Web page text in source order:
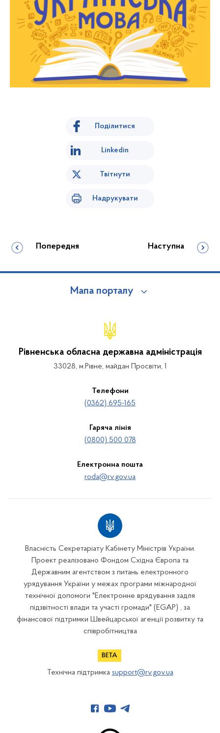
Поділитися
Linkedin
Твітнути
Надрукувати
Попередня Наступна
Мапа порталу
Рівненська обласна державна адміністрація
33028, м.Рівне, майдан Просвіти, 1
Телефони
(0362) 695-165
Гаряча лінія
(0800) 500 078
Електронна пошта
roda@rv.gov.ua
Власність Секретаріату Кабінету Міністрів України.
Проект реалізовано Фондом Східна Європа та
Державним агентством з питань електронного
урядування України у межах програми міжнародної
технічної допомоги "Електронне врядування задля
підзвітності влади та участі громади" (EGAP) , за
фінансової підтримки Швейцарської агенції розвитку та
співробітництва
Технічна підтримка support@rv.gov.ua